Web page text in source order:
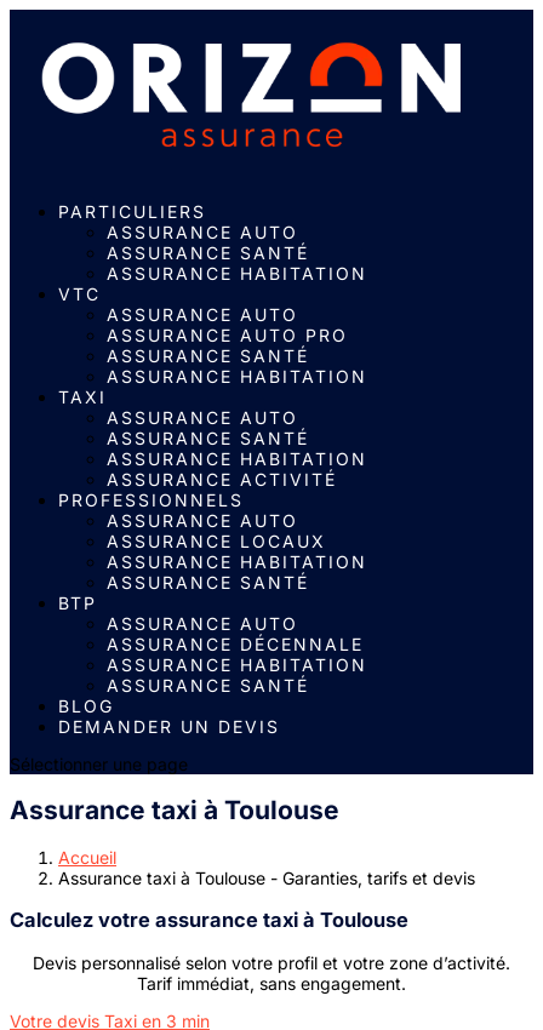
PARTICULIERS
ASSURANCE AUTO
ASSURANCE SANTÉ
ASSURANCE HABITATION
VTC
ASSURANCE AUTO
ASSURANCE AUTO PRO
ASSURANCE SANTÉ
ASSURANCE HABITATION
TAXI
ASSURANCE AUTO
ASSURANCE SANTÉ
ASSURANCE HABITATION
ASSURANCE ACTIVITÉ
PROFESSIONNELS
ASSURANCE AUTO
ASSURANCE LOCAUX
ASSURANCE HABITATION
ASSURANCE SANTÉ
BTP
ASSURANCE AUTO
ASSURANCE DÉCENNALE
ASSURANCE HABITATION
ASSURANCE SANTÉ
BLOG
DEMANDER UN DEVIS
Sélectionner une page
Assurance taxi à Toulouse
Accueil
Assurance taxi à Toulouse - Garanties, tarifs et devis
Calculez votre assurance taxi à Toulouse
Devis personnalisé selon votre profil et votre zone d’activité.
Tarif immédiat, sans engagement.
Votre devis Taxi en 3 min